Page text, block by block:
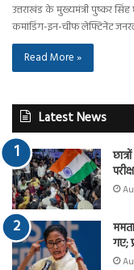
उत्तराखंड के मुख्यमंत्री पुष्कर
कमांडिंग-इन-चीफ लेफ्टिनेंट
Read More »
Latest News
गए;